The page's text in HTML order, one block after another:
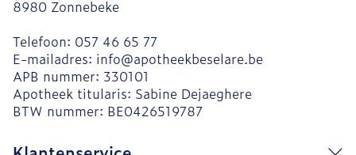
8980 Zonnebeke
Telefoon: 057 46 65 77
E-mailadres: info@apotheekbeselare.be
APB nummer: 330101
Apotheek titularis: Sabine Dejaeghere
BTW nummer: BE0426519787